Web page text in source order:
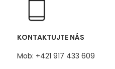
KONTAKTUJTE NÁS
Mob: +421 917 433 609